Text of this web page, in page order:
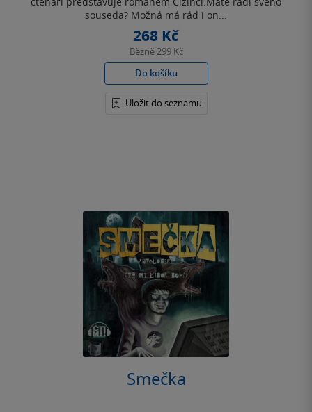
souseda? Možná má rád i on...
268 Kč
Běžně299 Kč
Do košíku
Uložit do seznamu
Smečka